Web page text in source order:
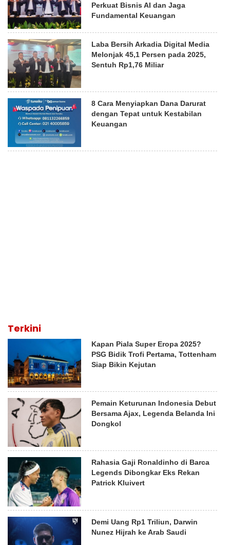
Perkuat Bisnis AI dan Jaga
Fundamental Keuangan
Laba Bersih Arkadia Digital Media
Melonjak 45,1 Persen pada 2025,
Sentuh Rp1,76 Miliar
8 Cara Menyiapkan Dana Darurat
dengan Tepat untuk Kestabilan
Keuangan
Terkini
Kapan Piala Super Eropa 2025?
PSG Bidik Trofi Pertama, Tottenham
Siap Bikin Kejutan
Pemain Keturunan Indonesia Debut
Bersama Ajax, Legenda Belanda Ini
Dongkol
Rahasia Gaji Ronaldinho di Barca
Legends Dibongkar Eks Rekan
Patrick Kluivert
Demi Uang Rp1 Triliun, Darwin
Nunez Hijrah ke Arab Saudi